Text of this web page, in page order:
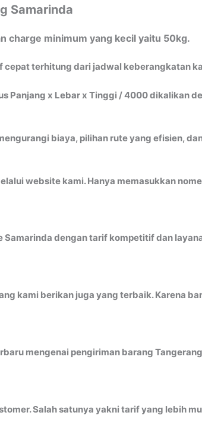
Samarinda
charge minimum yang kecil yaitu 50kg.
cepat terhitung dari jadwal keberangkatan
Panjang x Lebar x Tinggi / 4000 dikalikan
biaya, pilihan rute yang efisien,
website kami. Hanya memasukkan
Samarinda dengan tarif kompetitif dan
kami berikan juga yang terbaik. Karena
mengenai pengiriman barang
Salah satunya yakni tarif yang lebih